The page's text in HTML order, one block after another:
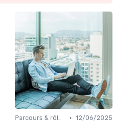
Parcours & rôle du CEO • 12/06/2025